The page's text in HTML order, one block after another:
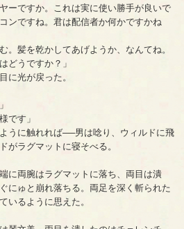
ーですか。これは実に使い勝手が良いで
ンですね。君は配信者か何かですかね
髪を乾かしてあげようか、なんてね。
どうですか？」
に光が戻った。
です」
うに触れれば──男は唸り、ウィルドに飛
がラグマットに寝そべる。
に両腕はラグマットに落ち、両目は潰
にゅと崩れ落ちる。両足を深く斬られた
いるように思えた。